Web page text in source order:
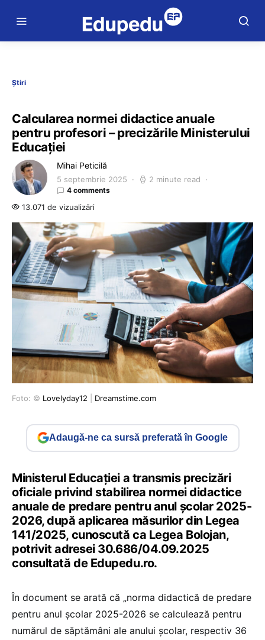
Știri
Calcularea normei didactice anuale
pentru profesori – precizările Ministerului
Educației
Mihai Peticilă
5 septembrie 2025 2 minute read
4 comments
13.071 de vizualizări
Foto: © Lovelyday12 Dreamstime.com
Adaugă-ne ca sursă preferată în Google
Ministerul Educației a transmis precizări
oficiale privind stabilirea normei didactice
anuale de predare pentru anul școlar 2025-
2026, după aplicarea măsurilor din Legea
141/2025, cunoscută ca Legea Bolojan,
potrivit adresei 30.686/04.09.2025
consultată de Edupedu.ro.
În document se arată că „norma didactică de predare
pentru anul școlar 2025-2026 se calculează pentru
numărul de săptămâni ale anului școlar, respectiv 36